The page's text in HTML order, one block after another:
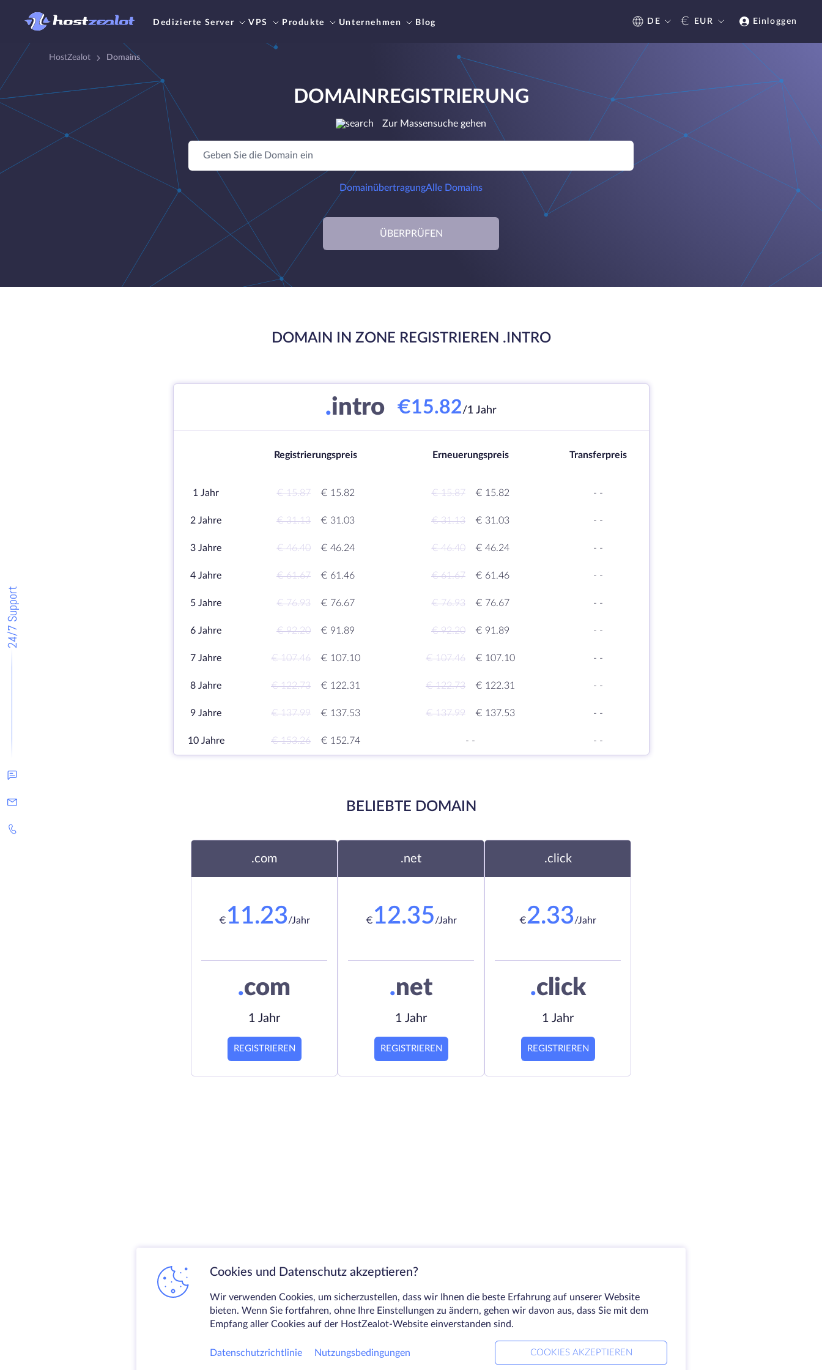
Dedizierte Server VPS Produkte Unternehmen Blog DE € EUR Einloggen
24/7 Support
HostZealot Domains
DOMAINREGISTRIERUNG
Zur Massensuche gehen
DomainübertragungAlle Domains
ÜBERPRÜFEN
DOMAIN IN ZONE REGISTRIEREN .INTRO
.intro €15.82/1 Jahr
Registrierungspreis Erneuerungspreis Transferpreis
1 Jahr € 15.87 € 15.82 € 15.87 € 15.82 - -
2 Jahre € 31.13 € 31.03 € 31.13 € 31.03 - -
3 Jahre € 46.40 € 46.24 € 46.40 € 46.24 - -
4 Jahre € 61.67 € 61.46 € 61.67 € 61.46 - -
5 Jahre € 76.93 € 76.67 € 76.93 € 76.67 - -
6 Jahre € 92.20 € 91.89 € 92.20 € 91.89 - -
7 Jahre € 107.46 € 107.10 € 107.46 € 107.10 - -
8 Jahre € 122.73 € 122.31 € 122.73 € 122.31 - -
9 Jahre € 137.99 € 137.53 € 137.99 € 137.53 - -
10 Jahre € 153.26 € 152.74 - - - -
BELIEBTE DOMAIN
.com
€ 11.23/Jahr
.com
1 Jahr
REGISTRIEREN
.net
€ 12.35/Jahr
.net
1 Jahr
REGISTRIEREN
.click
€2.33/Jahr
.click
1 Jahr
REGISTRIEREN
Cookies und Datenschutz akzeptieren?
Wir verwenden Cookies, um sicherzustellen, dass wir Ihnen die beste Erfahrung auf unserer Website
bieten. Wenn Sie fortfahren, ohne Ihre Einstellungen zu ändern, gehen wir davon aus, dass Sie mit dem
Empfang aller Cookies auf der HostZealot-Website einverstanden sind.
Datenschutzrichtlinie Nutzungsbedingungen COOKIES AKZEPTIEREN